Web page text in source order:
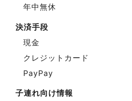
年中無休
決済手段
現金
クレジットカード
PayPay
子連れ向け情報